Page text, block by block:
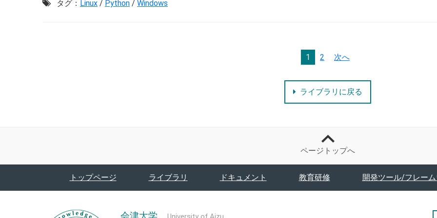
タグ： Linux / Python / Windows
1 2 次へ
ライブラリに戻る
ページトップへ
トップページ ライブラリ ドキュメント 教育研修 開発ツール/フレーム